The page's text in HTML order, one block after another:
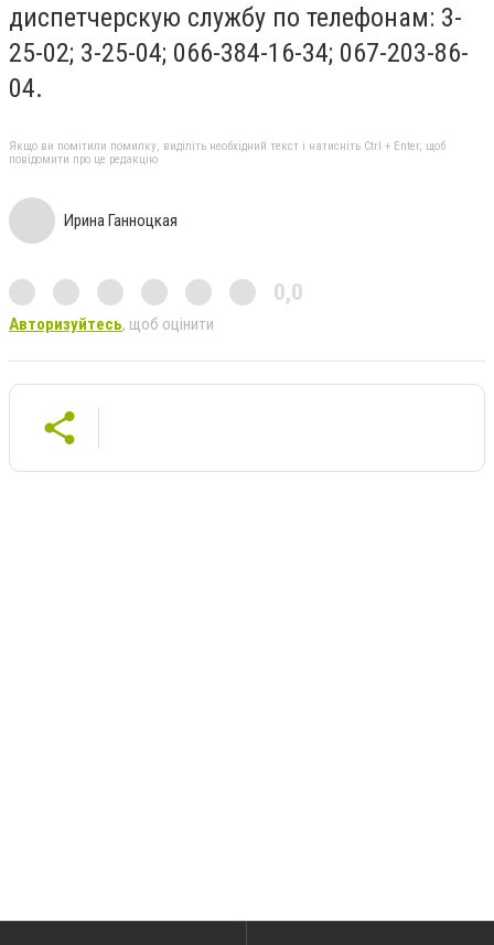
диспетчерскую службу по телефонам: 3-
25-02; 3-25-04; 066-384-16-34; 067-203-86-
04.
Якщо ви помітили помилку, виділіть необхідний текст і натисніть Ctrl + Enter, щоб
повідомити про це редакцію
Ирина Ганноцкая
0,0
Авторизуйтесь, щоб оцінити